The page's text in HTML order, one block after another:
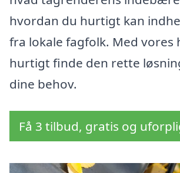
hvordan du hurtigt kan
fra lokale fagfolk. Med vores
hurtigt finde den rette
dine behov.
Få 3 tilbud, gratis og